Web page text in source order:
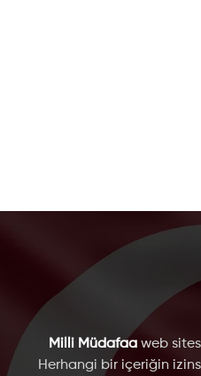
Milli Müdafaa web
Herhangi bir içeriğin